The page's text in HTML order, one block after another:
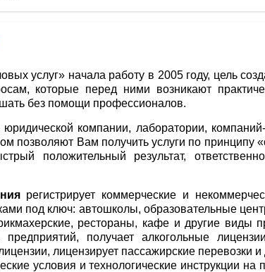
услуг» начала работу в 2005 году, цель
которые перед ними возникают
без помощи профессионалов.
юридической компании, лаборатории,
позволяют Вам получить услуги по принципу
положительный результат,
регистрирует коммерческие и
под ключ: автошколы, образовательные
рестораны, кафе и другие виды
предприятий, получает алкогольные
лицензирует пассажирские перевозки
условия и технологические инструкции